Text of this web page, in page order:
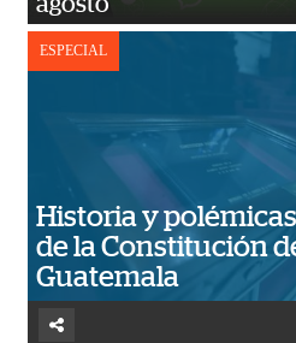
ESPECIAL
Historia y
de la Constitución
Guatemala